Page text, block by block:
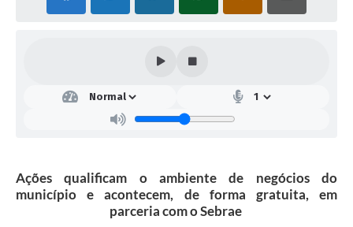
Ações qualificam o ambiente de negócios do
município e acontecem, de forma gratuita, em
parceria com o Sebrae